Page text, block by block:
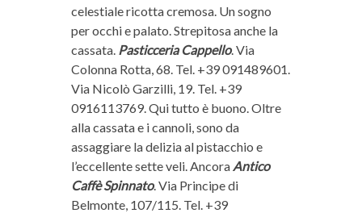
celestiale ricotta cremosa. Un sogno
per occhi e palato. Strepitosa anche la
cassata. Pasticceria Cappello. Via
Colonna Rotta, 68. Tel. +39 091489601.
Via Nicolò Garzilli, 19. Tel. +39
0916113769. Qui tutto è buono. Oltre
alla cassata e i cannoli, sono da
assaggiare la delizia al pistacchio e
l’eccellente sette veli. Ancora Antico
Caffè Spinnato. Via Principe di
Belmonte, 107/115. Tel. +39